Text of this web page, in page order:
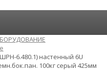
6.480.1) настенный 6U
100кг серый 425мм